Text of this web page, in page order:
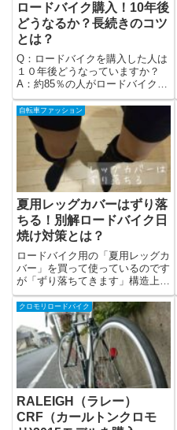
ロードバイク購入！10年後
どうなるか？長続きのコツ
とは？
Q：ロードバイクを購入した人は
１０年後どうなっていますか？
A：約85％の人がロードバイクに
自転車ファッション
夏用レッグカバーはずり落
ちる！別解ロードバイク日
焼け対策とは？
ロードバイク用の「夏用レッグカ
バー」を買って使っているのです
が「ずり落ちてきます」構造上仕
方がありません。ただ、ある程度
はレッグカバーずり落ちを防止す
る方法があります。レッグカバー
の選び方も重要です。また、根本
的に解決する方法もありますので
ブログにまとめておきます。
クロモリロードバイク
RALEIGH（ラレー）
CRF（カールトンクロモ